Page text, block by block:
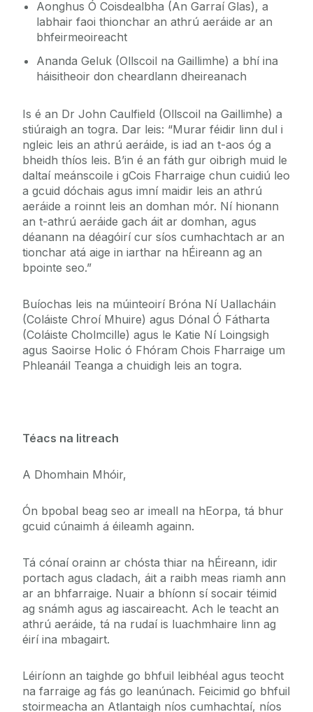
Aonghus Ó Coisdealbha (An Garraí Glas), a
labhair faoi thionchar an athrú aeráide ar an
bhfeirmeoireacht
Ananda Geluk (Ollscoil na Gaillimhe) a bhí ina
háisitheoir don cheardlann dheireanach
Is é an Dr John Caulfield (Ollscoil na Gaillimhe) a
stiúraigh an togra. Dar leis: “Murar féidir linn dul i
ngleic leis an athrú aeráide, is iad an t-aos óg a
bheidh thíos leis. B’in é an fáth gur oibrigh muid le
daltaí meánscoile i gCois Fharraige chun cuidiú leo
a gcuid dóchais agus imní maidir leis an athrú
aeráide a roinnt leis an domhan mór. Ní hionann
an t-athrú aeráide gach áit ar domhan, agus
déanann na déagóirí cur síos cumhachtach ar an
tionchar atá aige in iarthar na hÉireann ag an
bpointe seo.”
Buíochas leis na múinteoirí Bróna Ní Uallacháin
(Coláiste Chroí Mhuire) agus Dónal Ó Fátharta
(Coláiste Cholmcille) agus le Katie Ní Loingsigh
agus Saoirse Holic ó Fhóram Chois Fharraige um
Phleanáil Teanga a chuidigh leis an togra.
Téacs na litreach
A Dhomhain Mhóir,
Ón bpobal beag seo ar imeall na hEorpa, tá bhur
gcuid cúnaimh á éileamh againn.
Tá cónaí orainn ar chósta thiar na hÉireann, idir
portach agus cladach, áit a raibh meas riamh ann
ar an bhfarraige. Nuair a bhíonn sí socair téimid
ag snámh agus ag iascaireacht. Ach le teacht an
athrú aeráide, tá na rudaí is luachmhaire linn ag
éirí ina mbagairt.
Léiríonn an taighde go bhfuil leibhéal agus teocht
na farraige ag fás go leanúnach. Feicimid go bhfuil
stoirmeacha an Atlantaigh níos cumhachtaí, níos